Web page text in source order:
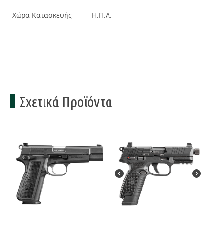
Χώρα Κατασκευής Η.Π.Α.
Σχετικά Προϊόντα